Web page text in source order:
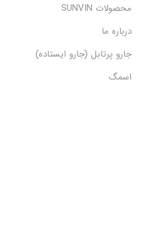
محصولات SUNVIN
درباره ما
جارو پرتابل (جارو ایستاده)
اسمگ